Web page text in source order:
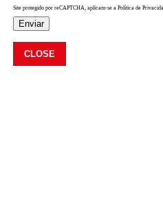
Site protegido por reCAPTCHA, aplicam-se a Política de
Enviar
CLOSE